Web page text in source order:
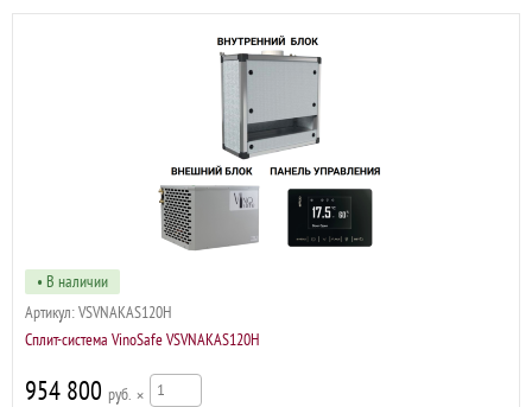
• В наличии
Артикул: VSVNAKAS120H
Сплит-система VinoSafe VSVNAKAS120H
954 800 р ×